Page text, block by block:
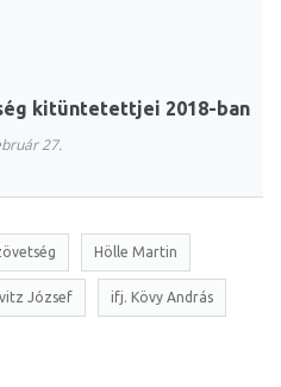
kitüntetettjei 2018-ban
27.
Hölle Martin
József ifj. Kövy András